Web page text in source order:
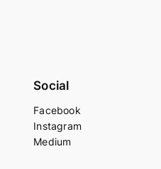
Social
Facebook
Instagram
Medium